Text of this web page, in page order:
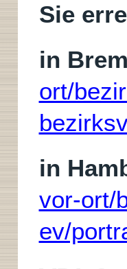
Sie
in
ort/
in
vor-ort/
ev/